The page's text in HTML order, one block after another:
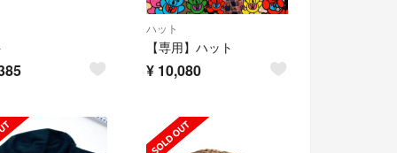
ハット
【専用】ハット
¥ 10,080